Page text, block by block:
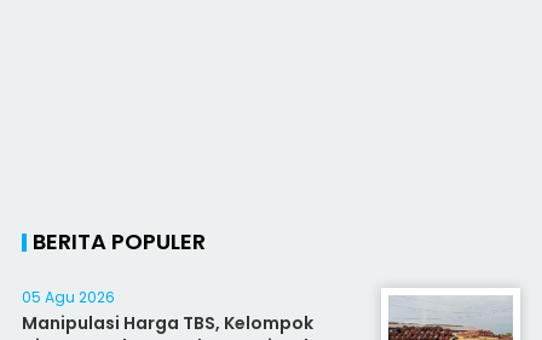
BERITA POPULER
05 Agu 2026
Manipulasi Harga TBS, Kelompok